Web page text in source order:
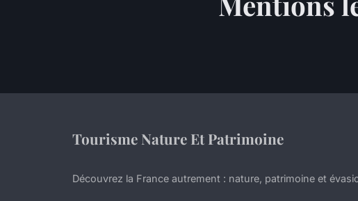
Tourisme Nature Et Patrimoine
Découvrez la France autrement : nature, patrimoine et